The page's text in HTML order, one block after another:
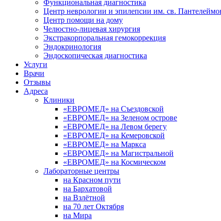
Функциональная диагностика
Центр неврологии и эпилепсии им. св.
Центр помощи на дому
Челюстно-лицевая хирургия
Экстракорпоральная гемокоррекция
Эндокринология
Эндоскопическая диагностика
Услуги
Врачи
Отзывы
Адреса
Клиники
«ЕВРОМЕД» на Съездовской
«ЕВРОМЕД» на Зеленом острове
«ЕВРОМЕД» на Левом берегу
«ЕВРОМЕД» на Кемеровской
«ЕВРОМЕД» на Маркса
«ЕВРОМЕД» на Магистральной
«ЕВРОМЕД» на Космическом
Лабораторные центры
на Красном пути
на Бархатовой
на Взлётной
на 70 лет Октября
на Мира